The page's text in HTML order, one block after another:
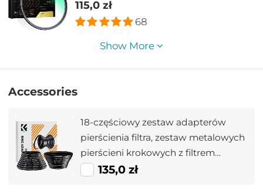
na Zarysowania/Ultra Cienki Filtr UV do
Obiektywu Aparatu 43 mm Seria Nano
X
115,0 zł
68
Show More
Accessories
18-częściowy zestaw adapterów
pierścienia filtra, zestaw metalowych
pierścieni krokowych z filtrem
obiektywu aparatu (zawiera 9 szt.
135,0 zł